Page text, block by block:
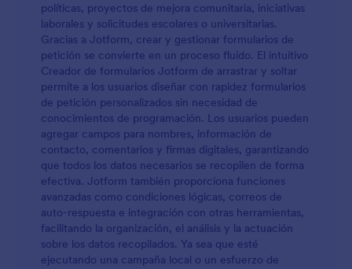
políticas, proyectos de mejora comunitaria, iniciativas
laborales y solicitudes escolares o universitarias.
Gracias a Jotform, crear y gestionar formularios de
petición se convierte en un proceso fluido. El intuitivo
Creador de formularios Jotform de arrastrar y soltar
permite a los usuarios diseñar con rapidez formularios
de petición personalizados sin necesidad de
conocimientos de programación. Los usuarios pueden
agregar campos para nombres, información de
contacto, comentarios y firmas digitales, garantizando
que todos los datos necesarios se recopilen de forma
efectiva. Jotform también proporciona funciones
avanzadas como condiciones lógicas, correos de
auto-respuesta e integración con otras herramientas,
facilitando la organización, el análisis y la actuación
sobre los datos recopilados. Ya sea que esté
ejecutando una campaña local o un esfuerzo de